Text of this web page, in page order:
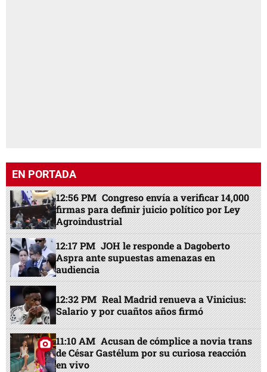
EN PORTADA
12:56 PM Congreso envía a verificar 14,000
firmas para definir juicio político por Ley
Agroindustrial
12:17 PM JOH le responde a Dagoberto
Aspra ante supuestas amenazas en
audiencia
12:32 PM Real Madrid renueva a Vinicius:
Salario y por cuañtos años firmó
11:10 AM Acusan de cómplice a novia trans
de César Gastélum por su curiosa reacción
en vivo